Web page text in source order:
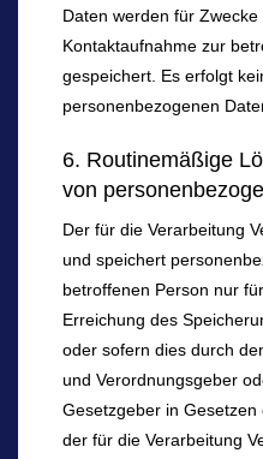
Daten werden für
Kontaktaufnahme zur
gespeichert. Es erfolgt
personenbezogenen
6. Routinemäßige
von
Der für die Verarbeitung
und speichert
betroffenen Person nur
Erreichung des
oder sofern dies durch
und Verordnungsgeber
Gesetzgeber in
der für die Verarbeitung